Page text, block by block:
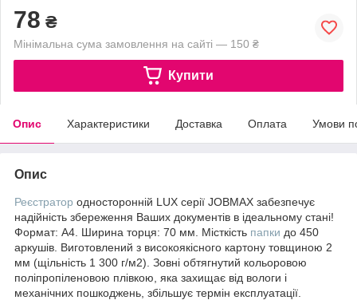
78 ₴
Мінімальна сума замовлення на сайті — 150 ₴
Купити
Опис Характеристики Доставка Оплата Умови
Опис
Реєстратор односторонній LUX серії JOBMAX забезпечує
надійність збереження Ваших документів в ідеальному стані!
Формат: А4. Ширина торця: 70 мм. Місткість папки до 450
аркушів. Виготовлений з високоякісного картону товщиною 2
мм (щільність 1 300 г/м2). Зовні обтягнутий кольоровою
поліпропіленовою плівкою, яка захищає від вологи і
механічних пошкоджень, збільшує термін експлуатації.